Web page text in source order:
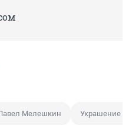
Мелешкин Украшение